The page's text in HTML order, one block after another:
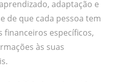
adaptação e
de que cada pessoa tem
financeiros específicos,
às suas